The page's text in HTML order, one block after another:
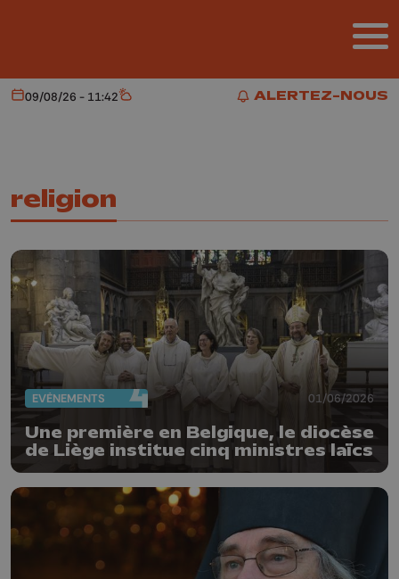
ALERTEZ-NOUS
ALERTEZ-NOUS
Aujourd'hui
09/08/26 - 11:42 Météo
religion
EVÈNEMENTS 01/06/2026
Une première en Belgique, le diocèse
de Liège institue cinq ministres laïcs